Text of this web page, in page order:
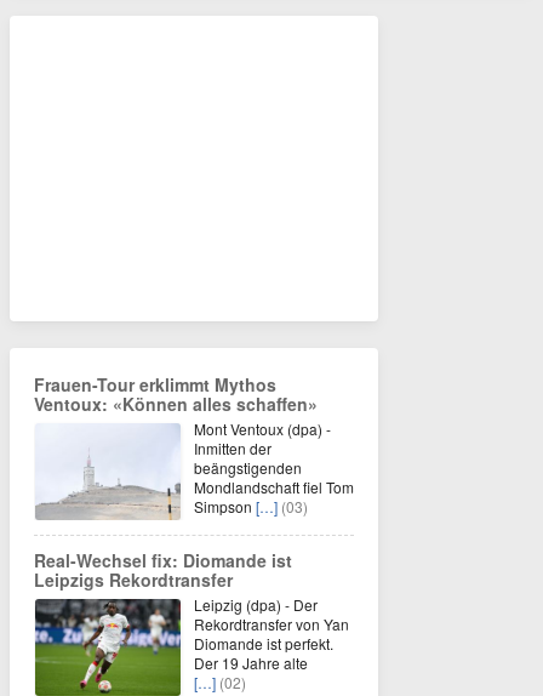
Frauen-Tour erklimmt Mythos
Ventoux: «Können alles schaffen»
Mont Ventoux (dpa) -
Inmitten der
beängstigenden
Mondlandschaft fiel Tom
Simpson […] (03)
Real-Wechsel fix: Diomande ist
Leipzigs Rekordtransfer
Leipzig (dpa) - Der
Rekordtransfer von Yan
Diomande ist perfekt.
Der 19 Jahre alte
[…] (02)